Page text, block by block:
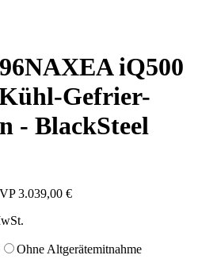
iQ500
Gefrier-
- BlackSteel
3.039,00 €
Ohne Altgerätemitnahme